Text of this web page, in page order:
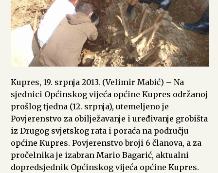
Kupres, 19. srpnja 2013. (Velimir Mabić) – Na
sjednici Općinskog vijeća općine Kupres održanoj
prošlog tjedna (12. srpnja), utemeljeno je
Povjerenstvo za obilježavanje i uređivanje grobišta
iz Drugog svjetskog rata i poraća na području
općine Kupres. Povjerenstvo broji 6 članova, a za
pročelnika je izabran Mario Bagarić, aktualni
dopredsjednik Općinskog vijeća općine Kupres.